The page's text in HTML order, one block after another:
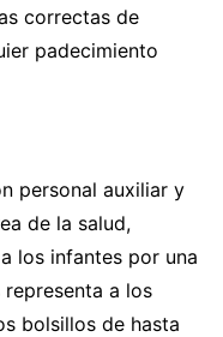
correctas de
padecimiento
personal auxiliar y
de la salud,
los infantes por una
a los
bolsillos de hasta